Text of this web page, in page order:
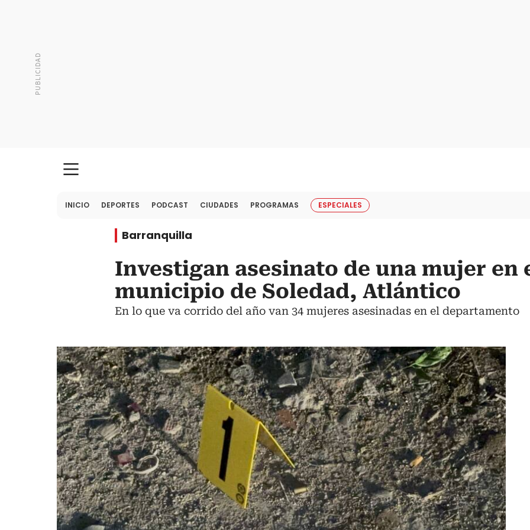
INICIO DEPORTES PODCAST CIUDADES PROGRAMAS ESPECIALES
Barranquilla
Investigan asesinato de una mujer en
municipio de Soledad, Atlántico
En lo que va corrido del año van 34 mujeres asesinadas en el departamento